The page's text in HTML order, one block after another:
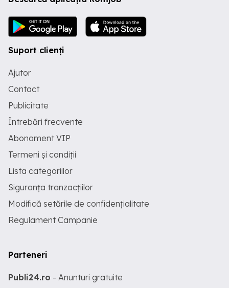
Suport clienți
Ajutor
Contact
Publicitate
Întrebări frecvente
Abonament VIP
Termeni și condiții
Lista categoriilor
Siguranța tranzacțiilor
Modifică setările de confidențialitate
Regulament Campanie
Parteneri
Publi24.ro - Anunturi gratuite